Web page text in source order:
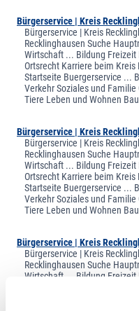
Bürgerservice | Kreis
Bürgerservice | Kreis
Recklinghausen Suche
Wirtschaft ... Bildung
Ortsrecht Karriere beim
Startseite Buergerservice ...
Verkehr Soziales und
Tiere Leben und Wohnen
Bürgerservice | Kreis
Bürgerservice | Kreis
Recklinghausen Suche
Wirtschaft ... Bildung
Ortsrecht Karriere beim
Startseite Buergerservice ...
Verkehr Soziales und
Tiere Leben und Wohnen
Bürgerservice | Kreis
Bürgerservice | Kreis
Recklinghausen Suche
Wirtschaft ... Bildung
Ortsrecht Karriere beim
Startseite Buergerservice ...